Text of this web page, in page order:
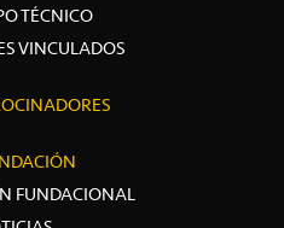
TÉCNICO
VINCULADOS
FUNDACIONAL